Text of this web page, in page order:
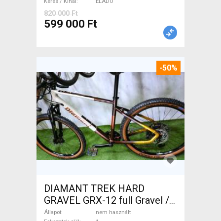
820 000 Ft
599 000 Ft
-50%
DIAMANT TREK HARD
GRAVEL GRX-12 full Gravel /
CX tárcsafék nem használt
Állapot
nem használt